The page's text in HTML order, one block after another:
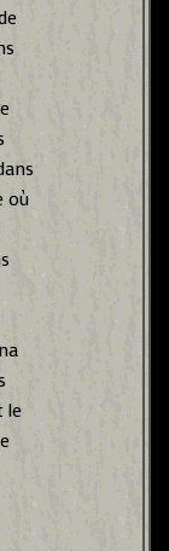
où
le